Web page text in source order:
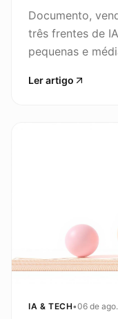
Documento,
três frentes de
pequenas e
Ler artigo
IA & TECH•06 de